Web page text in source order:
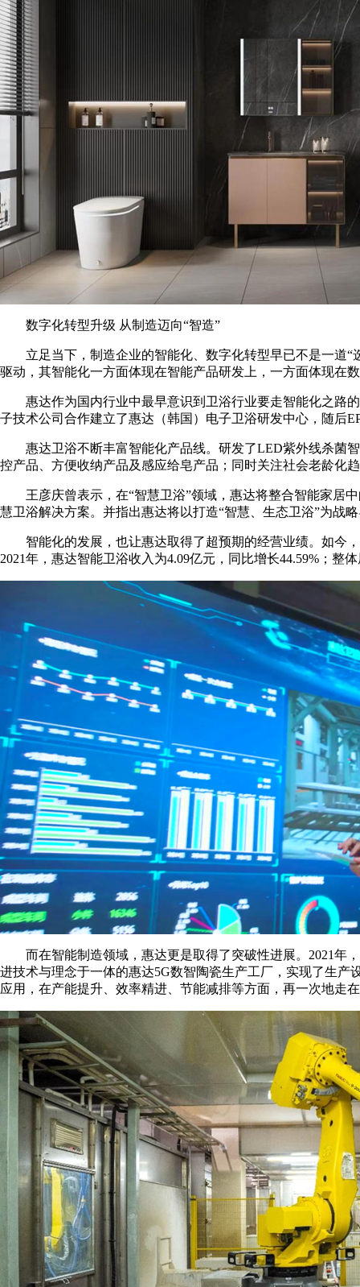
数字化转型升级 从制造迈向“智造”
立足当下，制造企业的智能化、数字化转型早已不是一道
驱动，其智能化一方面体现在智能产品研发上，一方面体现在
惠达作为国内行业中最早意识到卫浴行业要走智能化之路
子技术公司合作建立了惠达（韩国）电子卫浴研发中心，随后
惠达卫浴不断丰富智能化产品线。研发了LED紫外线杀菌
控产品、方便收纳产品及感应给皂产品；同时关注社会老龄化
王彦庆曾表示，在“智慧卫浴”领域，惠达将整合智能家居
慧卫浴解决方案。并指出惠达将以打造“智慧、生态卫浴”为战
智能化的发展，也让惠达取得了超预期的经营业绩。如今
2021年，惠达智能卫浴收入为4.09亿元，同比增长44.59%；整
而在智能制造领域，惠达更是取得了突破性进展。2021年
进技术与理念于一体的惠达5G数智陶瓷生产工厂，实现了生
应用，在产能提升、效率精进、节能减排等方面，再一次地走